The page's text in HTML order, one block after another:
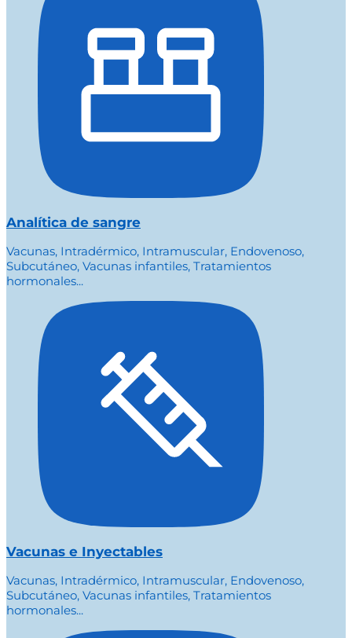
Analítica de sangre
Vacunas, Intradérmico, Intramuscular, Endovenoso,
Subcutáneo, Vacunas infantiles, Tratamientos
hormonales...
Vacunas e Inyectables
Vacunas, Intradérmico, Intramuscular, Endovenoso,
Subcutáneo, Vacunas infantiles, Tratamientos
hormonales...